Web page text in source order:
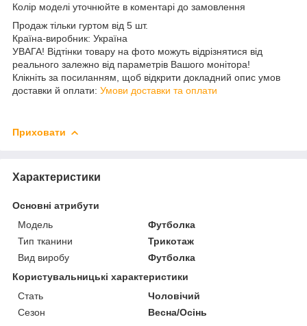
Колір моделі уточнюйте в коментарі до замовлення
Продаж тільки гуртом від 5 шт.
Країна-виробник: Україна
УВАГА! Відтінки товару на фото можуть відрізнятися від
реального залежно від параметрів Вашого монітора!
Клікніть за посиланням, щоб відкрити докладний опис умов
доставки й оплати: Умови доставки та оплати
Приховати
Характеристики
Основні атрибути
Модель
Футболка
Тип тканини
Трикотаж
Вид виробу
Футболка
Користувальницькі характеристики
Стать
Чоловічий
Сезон
Весна/Осінь